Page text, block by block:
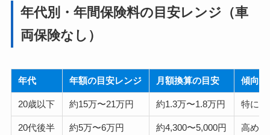
年代別・年間保険料の目安レンジ（車
両保険なし）
年代 年額の目安レンジ 月額換算の目安 傾向
20歳以下 約15万〜21万円 約1.3万〜1.8万円 特に
20代後半 約5万〜6万円 約4,300〜5,000円 高め